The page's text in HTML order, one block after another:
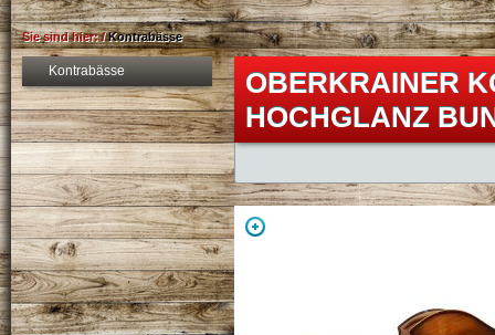
Sie sind hier:/Kontrabässe
Kontrabässe
OBERKRAINER
HOCHGLANZ